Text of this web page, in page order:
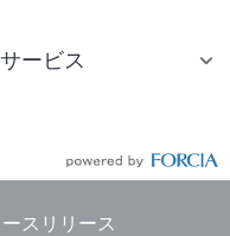
ービス
スリリース